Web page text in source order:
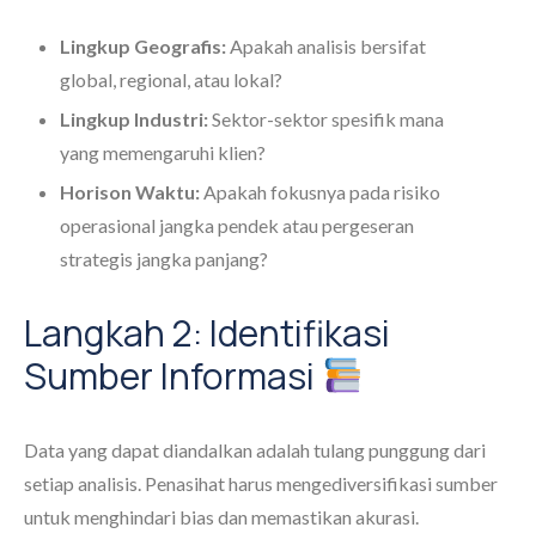
Lingkup Geografis:Apakah analisis bersifat
global, regional, atau lokal?
Lingkup Industri:Sektor-sektor spesifik mana
yang memengaruhi klien?
Horison Waktu:Apakah fokusnya pada risiko
operasional jangka pendek atau pergeseran
strategis jangka panjang?
Langkah 2: Identifikasi
Sumber Informasi
Data yang dapat diandalkan adalah tulang punggung dari
setiap analisis. Penasihat harus mengediversifikasi sumber
untuk menghindari bias dan memastikan akurasi.